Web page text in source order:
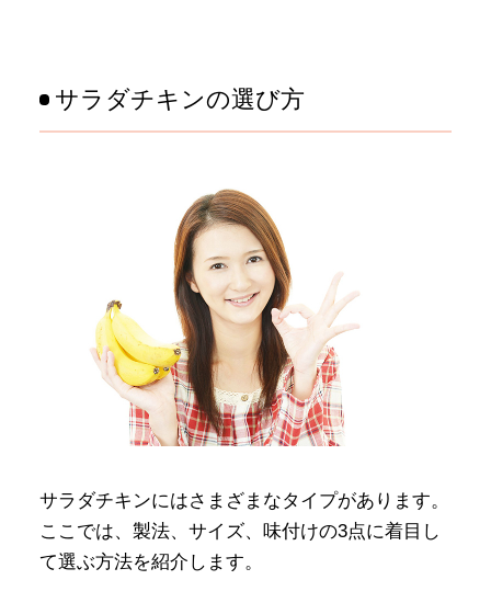
サラダチキンの選び方
サラダチキンにはさまざまなタイプがあります。
ここでは、製法、サイズ、味付けの3点に着目し
て選ぶ方法を紹介します。